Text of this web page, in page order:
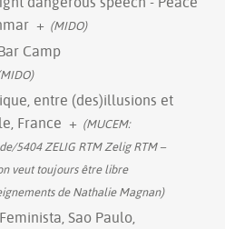
+ (MIDO)
Camp
entre (des)illusions et
France + (MUCEM:
5404 ZELIG RTM Zelig RTM –
veut toujours être libre
de Nathalie Magnan)
Sao Paulo,